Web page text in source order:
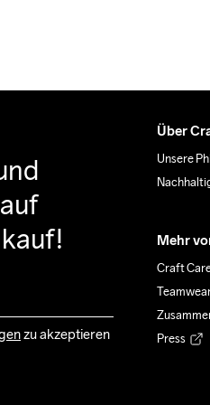
zu akzeptieren
Über
Unsere
Mehr
Craft
Press